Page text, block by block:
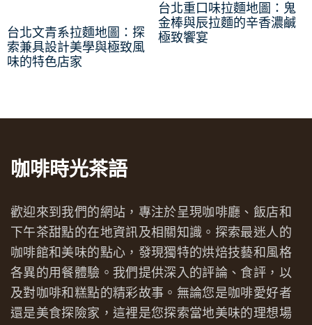
台北文青系拉麵地圖：探
索兼具設計美學與極致風
味的特色店家
台北重口味拉麵地圖：鬼
金棒與辰拉麵的辛香濃鹹
極致饗宴
咖啡時光茶語
歡迎來到我們的網站，專注於呈現咖啡廳、飯店和
下午茶甜點的在地資訊及相關知識。探索最迷人的
咖啡館和美味的點心，發現獨特的烘焙技藝和風格
各異的用餐體驗。我們提供深入的評論、食評，以
及對咖啡和糕點的精彩故事。無論您是咖啡愛好者
還是美食探險家，這裡是您探索當地美味的理想場